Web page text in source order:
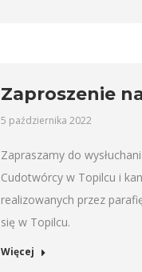
Zaproszenie
5 października 2022
Zapraszamy do
Cudotwórcy w Topilcu i
realizowanych przez
się w Topilcu.
Więcej